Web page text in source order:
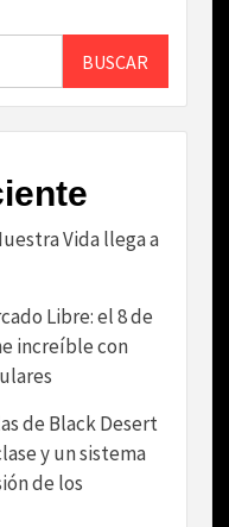
BUSCAR
Vida llega a
Libre: el 8 de
increíble con
de Black Desert
y un sistema
de los